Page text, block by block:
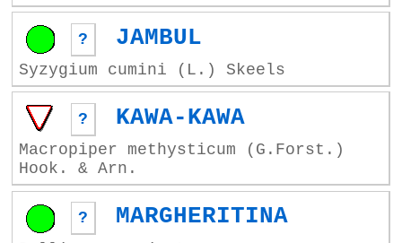
? JAMBUL
Syzygium cumini (L.) Skeels
? KAWA-KAWA
Macropiper methysticum (G.Forst.)
Hook. & Arn.
? MARGHERITINA